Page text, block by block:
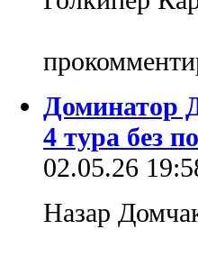
Доминатор
4 тура без
02.05.26
Назар